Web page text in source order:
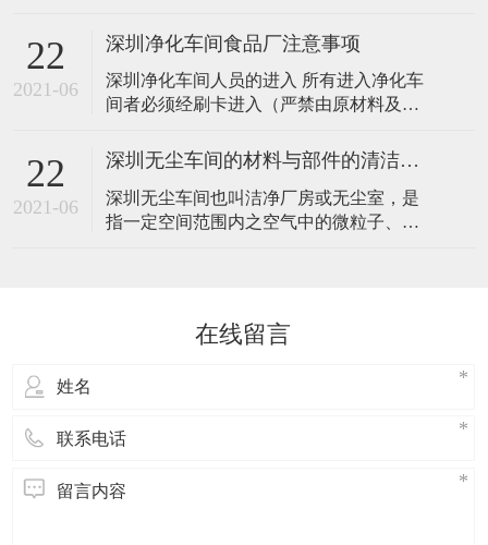
洁净室的“无
尘。 ④大气中的污染物对室内的污染。
一、室内的空气 深圳无尘车间及其传播途
径 人员发尘是无尘车间内空气污染源的最
主要来源，人动作时的发尘量相当复杂，
活
22
2021-06
深圳净化车间食品厂注意事项
深圳净化车间人员的进入 所有进入净化车
间者必须经刷卡进入（严禁由原材料及成
化鞋后，在分别进入对应的更衣室，把外
套脱去，换上洁净工作服，然后再进入风
淋室，严格按照《风淋室使用规范》风淋
后在进入净化车间内部。 深圳净化车间人
22
2021-06
深圳无尘车间的材料与部件的清洁工作
深圳无尘车间也叫洁净厂房或无尘室，是
指一定空间范围内之空气中的微粒子、有
控制在某一需求范围内，而所给予特别设
计的房间。不论外在之空气条件如何变
在线留言